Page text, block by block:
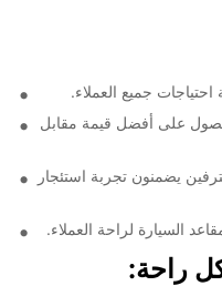
جميع العملاء.
على أفضل قيمة مقابل
يضمنون تجربة استئجار
راحة: